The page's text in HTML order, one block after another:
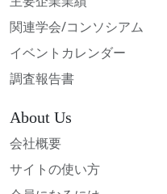
関連学会/コンソシアム
イベントカレンダー
調査報告書
About Us
会社概要
サイトの使い方